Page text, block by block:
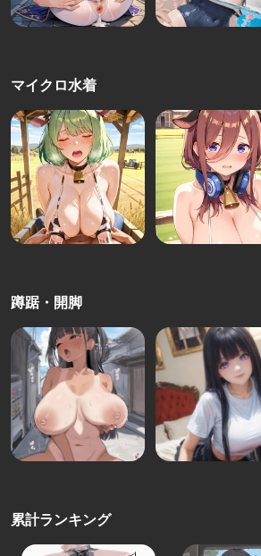
マイクロ水着
蹲踞・開脚
累計ランキング